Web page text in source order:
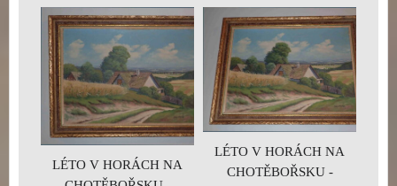
LÉTO V HORÁCH NA
LÉTO V HORÁCH NA
CHOTĚBOŘSKU -